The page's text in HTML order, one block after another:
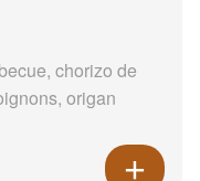
chorizo de
origan